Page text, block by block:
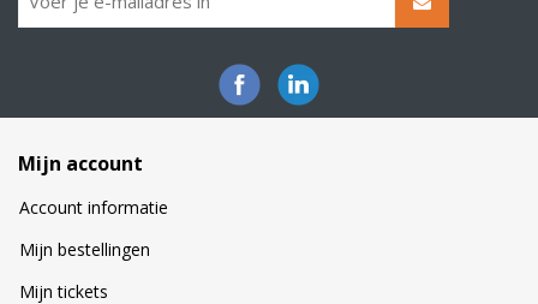
Mijn account
Account informatie
Mijn bestellingen
Mijn tickets